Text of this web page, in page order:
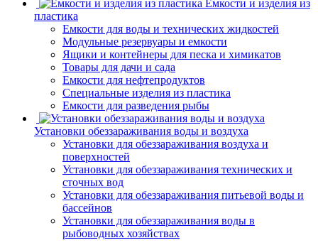
Емкости и изделия из
пластика
Емкости для воды и технических жидкостей
Модульные резервуары и емкости
Ящики и контейнеры для песка и химикатов
Товары для дачи и сада
Емкости для нефтепродуктов
Специальные изделия из пластика
Емкости для разведения рыбы
Установки обеззараживания воды и воздуха
Установки для обеззараживания воздуха и
поверхностей
Установки для обеззараживания технических и
сточных вод
Установки для обеззараживания питьевой воды и
бассейнов
Установки для обеззараживания воды в
рыбоводных хозяйствах